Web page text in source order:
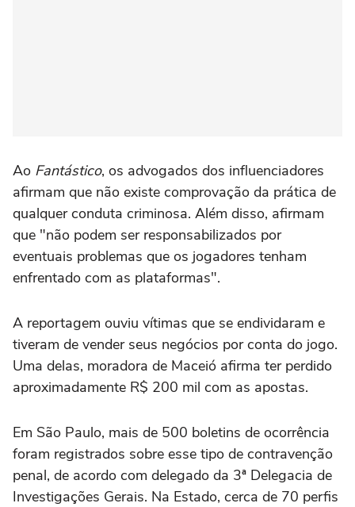
Ao Fantástico, os advogados dos influenciadores
afirmam que não existe comprovação da prática de
qualquer conduta criminosa. Além disso, afirmam
que "não podem ser responsabilizados por
eventuais problemas que os jogadores tenham
enfrentado com as plataformas".
A reportagem ouviu vítimas que se endividaram e
tiveram de vender seus negócios por conta do jogo.
Uma delas, moradora de Maceió afirma ter perdido
aproximadamente R$ 200 mil com as apostas.
Em São Paulo, mais de 500 boletins de ocorrência
foram registrados sobre esse tipo de contravenção
penal, de acordo com delegado da 3ª Delegacia de
Investigações Gerais. Na Estado, cerca de 70 perfis